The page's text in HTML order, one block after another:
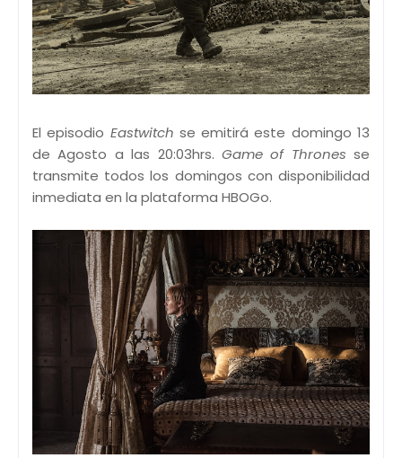
El episodio Eastwitch se emitirá este domingo 13
de Agosto a las 20:03hrs. Game of Thrones se
transmite todos los domingos con disponibilidad
inmediata en la plataforma HBOGo.